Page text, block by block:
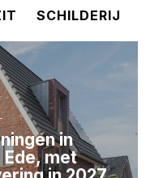
SCHILDERIJ
in
met